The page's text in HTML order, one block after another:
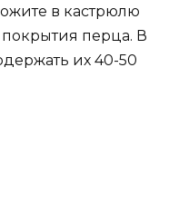
в кастрюлю
перца. В
их 40-50